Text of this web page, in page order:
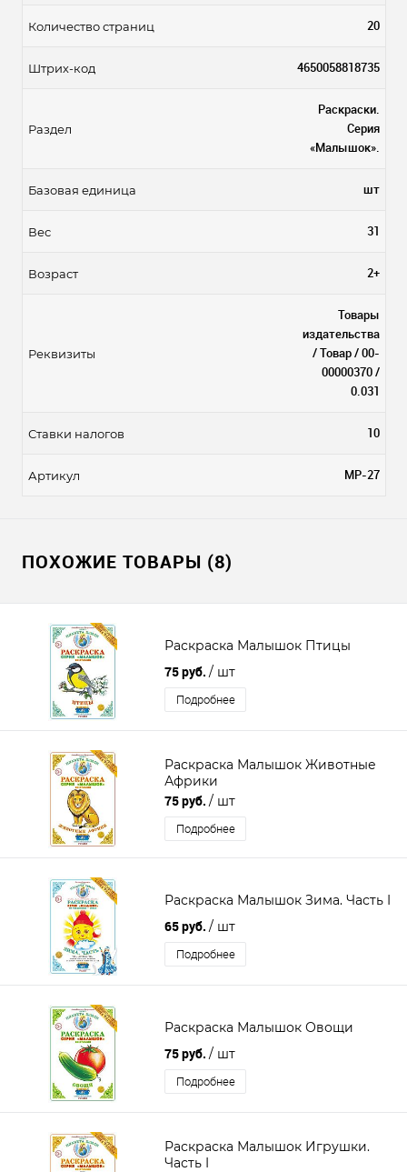
Количество страниц 20
Штрих-код 4650058818735
Раздел
Раскраски.
Серия
«Малышок».
Базовая единица шт
Вес 31
Возраст 2+
Реквизиты
Товары
издательства
/ Товар / 00-
00000370 /
0.031
Ставки налогов 10
Артикул МР-27
ПОХОЖИЕ ТОВАРЫ (8)
Раскраска Малышок Птицы
75 руб. / шт
Подробнее
Раскраска Малышок Животные
Африки
75 руб. / шт
Подробнее
Раскраска Малышок Зима. Часть I
65 руб. / шт
Подробнее
Раскраска Малышок Овощи
75 руб. / шт
Подробнее
Раскраска Малышок Игрушки.
Часть I